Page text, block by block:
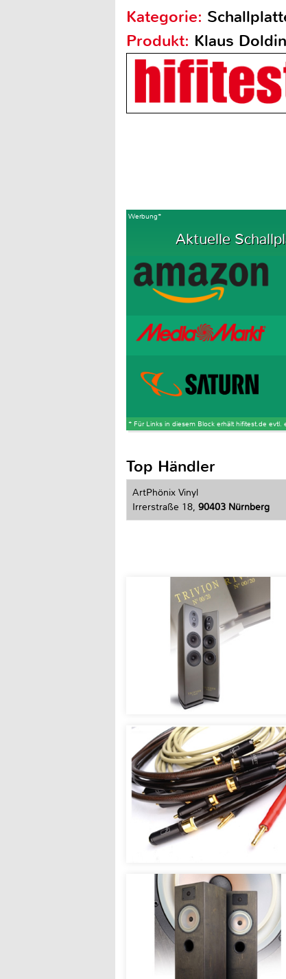
Kategorie:
Produkt: Klaus
Werbung*
Aktuelle
* Für Links in diesem Block erhält hifitest.de evtl.
Top Händler
ArtPhönix Vinyl
Irrerstraße 18, 90403 Nürnberg